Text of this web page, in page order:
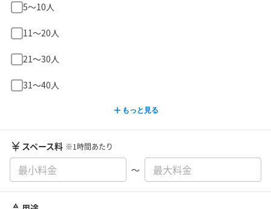
5〜10人
11〜20人
21〜30人
31〜40人
もっと見る
スペース料 ※1時間あたり
〜